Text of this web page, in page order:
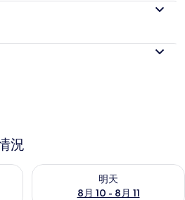
況
應情況
明天
8月 10 - 8月 11
查看明天 (8月 10 - 8月 11) 的